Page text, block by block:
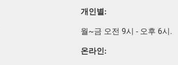
개인별:
월~금 오전 9시 - 오후 6시.
온라인: